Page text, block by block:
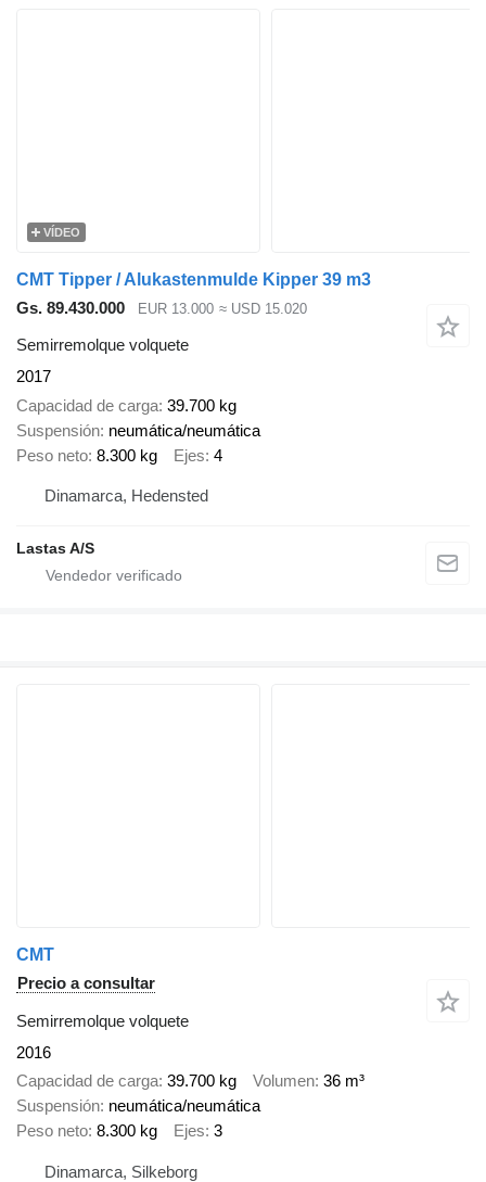
VÍDEO
CMT Tipper / Alukastenmulde Kipper 39 m3
Gs. 89.430.000
EUR 13.000 ≈ USD 15.020
Semirremolque volquete
2017
Capacidad de carga 39.700 kg
Suspensión neumática/neumática
Peso neto 8.300 kg Ejes 4
Dinamarca, Hedensted
Lastas A/S
CMT
Precio a consultar
Semirremolque volquete
2016
Capacidad de carga 39.700 kg Volumen 36 m³
Suspensión neumática/neumática
Peso neto 8.300 kg Ejes 3
Dinamarca, Silkeborg